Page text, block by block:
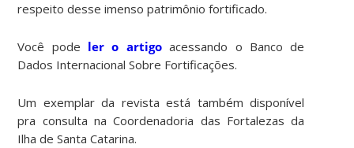
respeito desse imenso patrimônio fortificado.
Você pode ler o artigoacessando o Banco de
Dados Internacional Sobre Fortificações.
Um exemplar da revista está também disponível
pra consulta na Coordenadoria das Fortalezas da
Ilha de Santa Catarina.